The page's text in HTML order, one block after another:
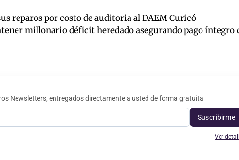
reparos por costo de auditoria al DAEM Curicó
millonario déficit heredado asegurando pago íntegro
Newsletters, entregados directamente a usted de forma gratuita
Suscribirme
Ver